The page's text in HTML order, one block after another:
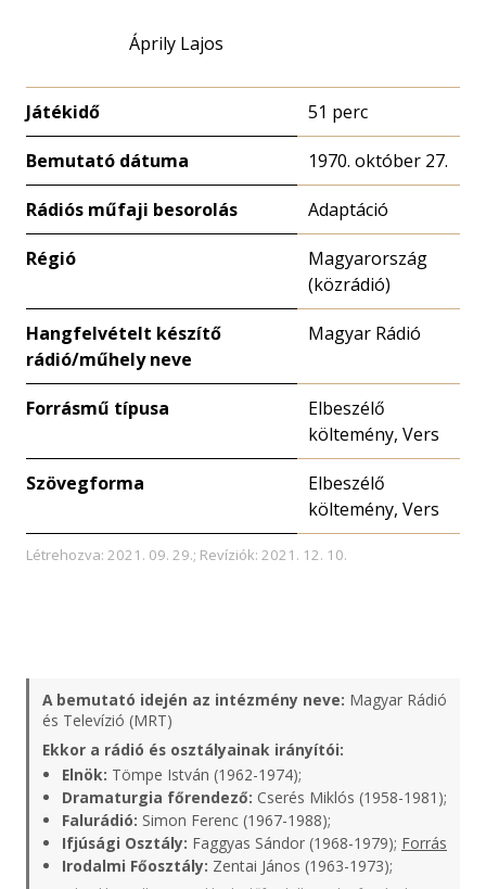
Áprily Lajos
Játékidő 51 perc
Bemutató dátuma 1970. október 27.
Rádiós műfaji besorolás Adaptáció
Régió
Magyarország
(közrádió)
Hangfelvételt készítő
rádió/műhely neve
Magyar Rádió
Forrásmű típusa
Elbeszélő
költemény, Vers
Szövegforma
Elbeszélő
költemény, Vers
Létrehozva: 2021. 09. 29.; Revíziók: 2021. 12. 10.
A bemutató idején az intézmény neve: Magyar Rádió
és Televízió (MRT)
Ekkor a rádió és osztályainak irányítói:
Elnök: Tömpe István (1962-1974);
Dramaturgia főrendező: Cserés Miklós (1958-1981);
Falurádió: Simon Ferenc (1967-1988);
Ifjúsági Osztály: Faggyas Sándor (1968-1979); Forrás
Irodalmi Főosztály: Zentai János (1963-1973);